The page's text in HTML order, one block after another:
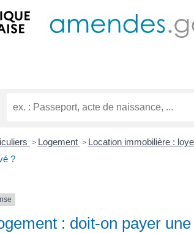
> Logement > Location immobilière :
?
: doit-on payer